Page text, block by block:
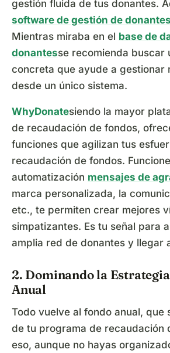
gestión fluida de tus donantes.
software de gestión de donantes
Mientras miraba en el base de
donantesse recomienda buscar
concreta que ayude a gestionar
desde un único sistema.
WhyDonatesiendo la mayor
de recaudación de fondos,
funciones que agilizan tus
recaudación de fondos.
automatización mensajes de
marca personalizada, la
etc., te permiten crear mejores
simpatizantes. Es tu señal para
amplia red de donantes y llegar
2. Dominando la
Anual
Todo vuelve al fondo anual, que
de tu programa de recaudación
eso, aunque no hayas